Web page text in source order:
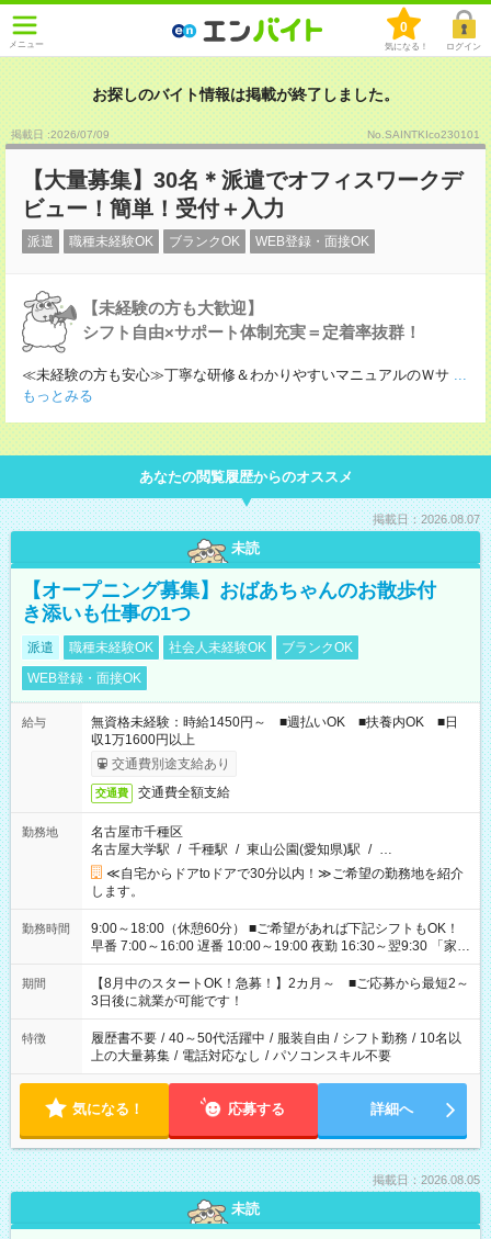
メニュー
0
気になる！ ログイン
お探しのバイト情報は掲載が終了しました。
掲載日 :2026/07/09 No.SAINTKIco230101
【大量募集】30名＊派遣でオフィスワークデ
ビュー！簡単！受付＋入力
派遣 職種未経験OK ブランクOK WEB登録・面接OK
【未経験の方も大歓迎】
シフト自由×サポート体制充実＝定着率抜群！
≪未経験の方も安心≫丁寧な研修＆わかりやすいマニュアルのＷサ ...
もっとみる
あなたの閲覧履歴からのオススメ
掲載日：2026.08.07
未読
【オープニング募集】おばあちゃんのお散歩付
き添いも仕事の1つ
派遣 職種未経験OK 社会人未経験OK
ブランクOK
WEB登録・面接OK
給与
無資格未経験：時給1450円～ ■週払いOK ■扶養内OK ■日
収1万1600円以上
交通費別途支給あり
交通費 交通費全額支給
勤務地
名古屋市千種区
名古屋大学駅 / 千種駅 / 東山公園(愛知県)駅 / …
≪自宅からドアtoドアで30分以内！≫ご希望の勤務地を紹介
します。
勤務時間
9:00～18:00（休憩60分） ■ご希望があれば下記シフトもOK！
早番 7:00～16:00 遅番 10:00～19:00 夜勤 16:30～翌9:30 「家族
と休みを合わせたい」 「余裕を持って夕飯の準備がしたい」
「できれば残業はしたくない」 など、ご希望を教えてください
ね。 ※Wワーク希望の方へ 今ご覧のお仕事で希望する勤務時間
と、もう1つのお仕事の勤務時間。 合計で週40時間を超える場
合は応募できません。
期間
【8月中のスタートOK！急募！】2カ月～ ■ご応募から最短2～
3日後に就業が可能です！
特徴 履歴書不要 / 40～50代活躍中 / 服装自由 / シフト勤務 / 10名以
上の大量募集 / 電話対応なし / パソコンスキル不要
気になる！ 応募する 詳細へ
掲載日：2026.08.05
未読